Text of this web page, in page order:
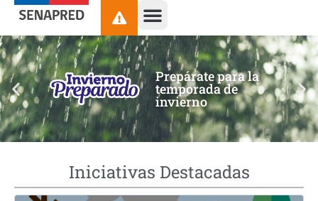
contenido
Prepárate para la
temporada de
invierno
Iniciativas Destacadas